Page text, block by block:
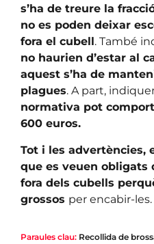
s’ha de treure la
no es poden deixar
fora el cubell. També
no haurien d’estar al
aquest s’ha de
plagues. A part,
normativa pot
600 euros.
Tot i les advertències,
que es veuen obligats
fora dels cubells
grossos per encabir-les.
Paraules clau: Recollida de